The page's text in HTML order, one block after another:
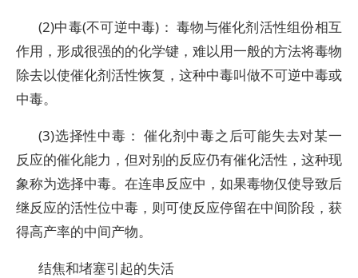
(2)中毒(不可逆中毒)： 毒物与催化剂活性组份相互
作用，形成很强的的化学键，难以用一般的方法将毒物
除去以使催化剂活性恢复，这种中毒叫做不可逆中毒或
中毒。
(3)选择性中毒： 催化剂中毒之后可能失去对某一
反应的催化能力，但对别的反应仍有催化活性，这种现
象称为选择中毒。在连串反应中，如果毒物仅使导致后
继反应的活性位中毒，则可使反应停留在中间阶段，获
得高产率的中间产物。
结焦和堵塞引起的失活